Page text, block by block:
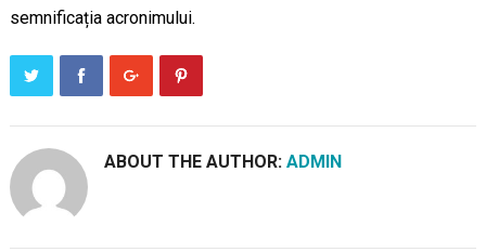
semnificația acronimului.
ABOUT THE AUTHOR: ADMIN